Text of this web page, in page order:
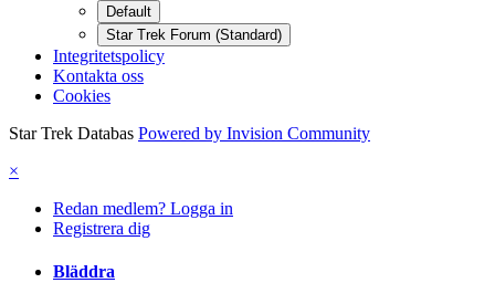
Default
Star Trek Forum (Standard)
Integritetspolicy
Kontakta oss
Cookies
Star Trek Databas Powered by Invision Community
×
Redan medlem? Logga in
Registrera dig
Bläddra